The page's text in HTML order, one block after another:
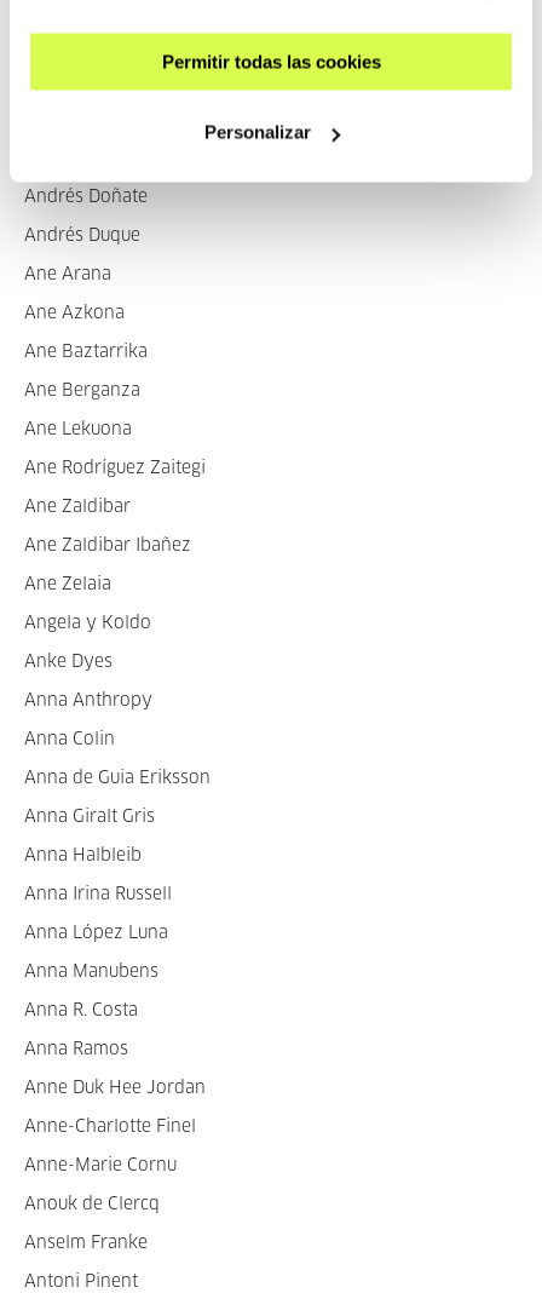
Permitir todas las cookies
Personalizar
Andrés Doñate
Andrés Duque
Ane Arana
Ane Azkona
Ane Baztarrika
Ane Berganza
Ane Lekuona
Ane Rodríguez Zaitegi
Ane Zaldibar
Ane Zaldibar Ibañez
Ane Zelaia
Angela y Koldo
Anke Dyes
Anna Anthropy
Anna Colin
Anna de Guia Eriksson
Anna Giralt Gris
Anna Halbleib
Anna Irina Russell
Anna López Luna
Anna Manubens
Anna R. Costa
Anna Ramos
Anne Duk Hee Jordan
Anne-Charlotte Finel
Anne-Marie Cornu
Anouk de Clercq
Anselm Franke
Antoni Pinent